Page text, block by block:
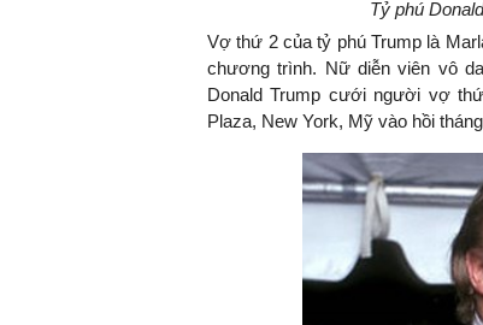
Tỷ phú
Vợ thứ 2 của tỷ phú Trump là
chương trình. Nữ diễn viên vô
Donald Trump cưới người vợ
Plaza, New York, Mỹ vào hồi